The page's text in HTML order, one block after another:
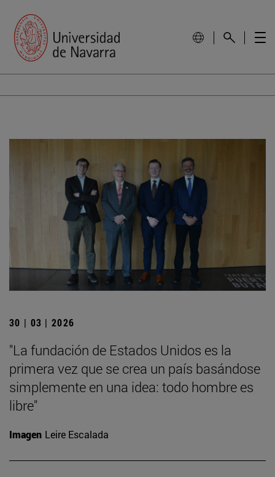
30 | 03 | 2026
"La fundación de Estados Unidos es la
primera vez que se crea un país basándose
simplemente en una idea: todo hombre es
libre"
Imagen Leire Escalada